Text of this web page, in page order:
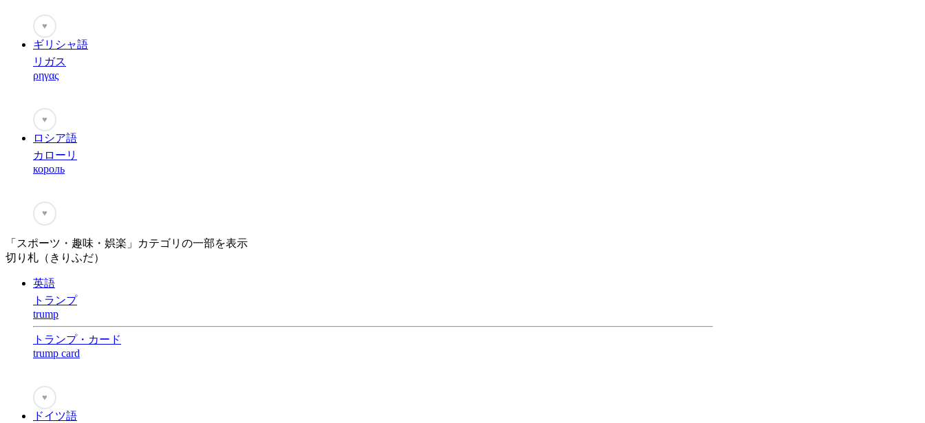
♥
ギリシャ語
リガス
ρηγας
♥
ロシア語
カローリ
король
♥
「スポーツ・趣味・娯楽」カテゴリの一部を表示
切り札（きりふだ）
英語
トランプ
trump
トランプ・カード
trump card
♥
ドイツ語